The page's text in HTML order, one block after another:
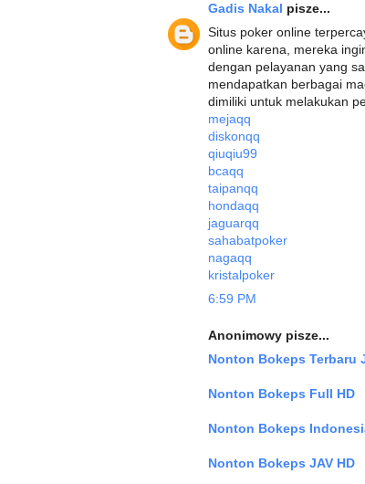
Gadis Nakal pisze...
Situs poker online
online karena, mereka
dengan pelayanan yang
mendapatkan berbagai
dimiliki untuk melakukan
mejaqq
diskonqq
qiuqiu99
bcaqq
taipanqq
hondaqq
jaguarqq
sahabatpoker
nagaqq
kristalpoker
6:59 PM
Anonimowy pisze...
Nonton Bokeps Terbaru
Nonton Bokeps Full HD
Nonton Bokeps
Nonton Bokeps JAV HD